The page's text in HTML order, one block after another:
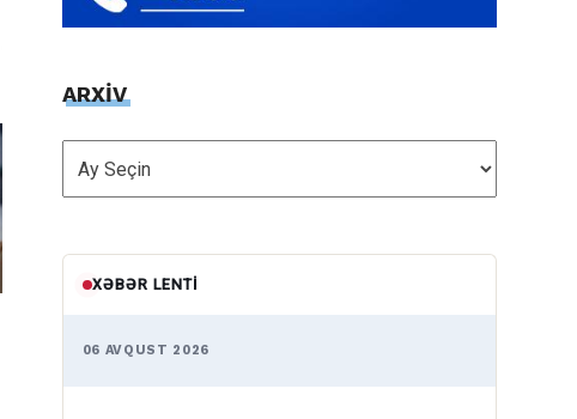
ARXİV
ARXİV
XƏBƏR LENTI
06 AVQUST 2026